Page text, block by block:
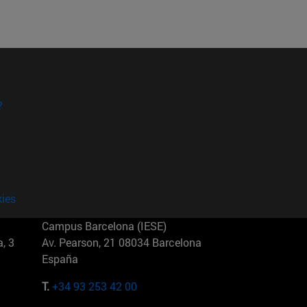
3
Campus Barcelona (IESE)
Av. Pearson, 21 08034 Barcelona
España
T.+34 93 253 42 00